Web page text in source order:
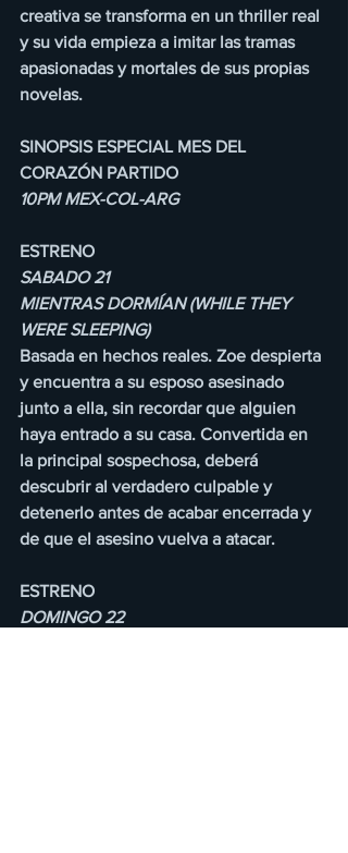
creativa se transforma en un thriller real
y su vida empieza a imitar las tramas
apasionadas y mortales de sus propias
novelas.
SINOPSIS ESPECIAL MES DEL
CORAZÓN PARTIDO
10PM MEX-COL-ARG
ESTRENO
SABADO 21
MIENTRAS DORMÍAN (WHILE THEY
WERE SLEEPING)
Basada en hechos reales. Zoe despierta
y encuentra a su esposo asesinado
junto a ella, sin recordar que alguien
haya entrado a su casa. Convertida en
la principal sospechosa, deberá
descubrir al verdadero culpable y
detenerlo antes de acabar encerrada y
de que el asesino vuelva a atacar.
ESTRENO
DOMINGO 22